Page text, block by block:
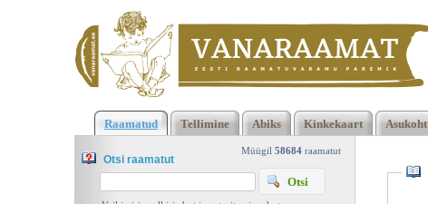
Klõpsa siia , et näha täielikku loendit!Varastatud oranž jalgratas,
Mika Keränen, Jutulind 2008 | vanaraamat. ee
Raamatud Tellimine Abiks Kinkekaart Asukoht
Müügil 58684 raamatut
Otsi raamatut